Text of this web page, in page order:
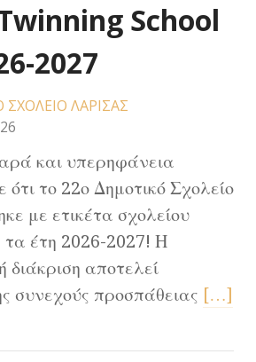
School
2027
ΛΑΡΙΣΑΣ
και υπερηφάνεια
το 22ο Δημοτικό Σχολείο
με ετικέτα σχολείου
έτη 2026-2027! Η
διάκριση αποτελεί
συνεχούς προσπάθειας […]